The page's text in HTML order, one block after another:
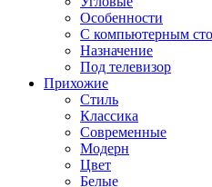
Особенности
С компьютерным
Назначение
Под телевизор
Прихожие
Стиль
Классика
Современные
Модерн
Цвет
Белые